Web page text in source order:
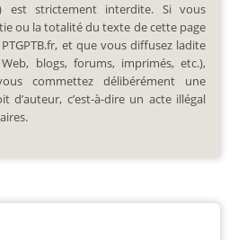
est strictement interdite. Si vous
ou la totalité du texte de cette page
et que vous diffusez ladite
blogs, forums, imprimés, etc.),
commettez délibérément une
c’est-à-dire un acte illégal